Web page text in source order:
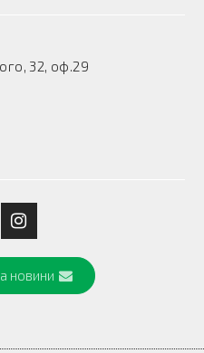
32, оф.29
новини